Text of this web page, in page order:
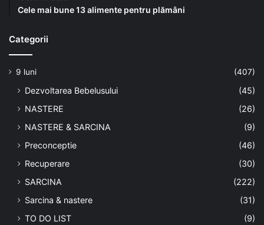
Cele mai bune 13 alimente pentru plămâni
Categorii
9 luni (407)
Dezvoltarea Bebelusului
(45)
NASTERE
(26)
NASTERE & SARCINA
(9)
Preconceptie
(46)
Recuperare
(30)
SARCINA
(222)
Sarcina & nastere
(31)
TO DO LIST
(9)